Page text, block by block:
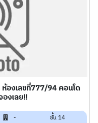
องเลขที่777/94 คอนโด
งเลย!!
- ชั้น 14